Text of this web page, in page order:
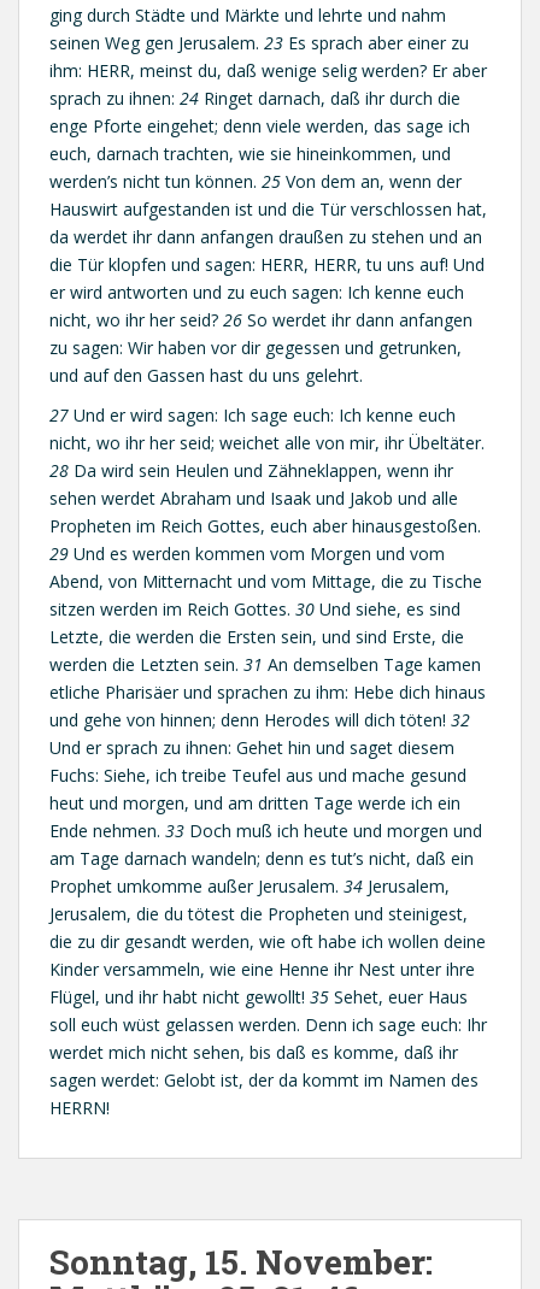
ging durch Städte und Märkte und lehrte und nahm
seinen Weg gen Jerusalem. 23 Es sprach aber einer zu
ihm: HERR, meinst du, daß wenige selig werden? Er aber
sprach zu ihnen: 24 Ringet darnach, daß ihr durch die
enge Pforte eingehet; denn viele werden, das sage ich
euch, darnach trachten, wie sie hineinkommen, und
werden’s nicht tun können. 25 Von dem an, wenn der
Hauswirt aufgestanden ist und die Tür verschlossen hat,
da werdet ihr dann anfangen draußen zu stehen und an
die Tür klopfen und sagen: HERR, HERR, tu uns auf! Und
er wird antworten und zu euch sagen: Ich kenne euch
nicht, wo ihr her seid? 26 So werdet ihr dann anfangen
zu sagen: Wir haben vor dir gegessen und getrunken,
und auf den Gassen hast du uns gelehrt.
27 Und er wird sagen: Ich sage euch: Ich kenne euch
nicht, wo ihr her seid; weichet alle von mir, ihr Übeltäter.
28 Da wird sein Heulen und Zähneklappen, wenn ihr
sehen werdet Abraham und Isaak und Jakob und alle
Propheten im Reich Gottes, euch aber hinausgestoßen.
29 Und es werden kommen vom Morgen und vom
Abend, von Mitternacht und vom Mittage, die zu Tische
sitzen werden im Reich Gottes. 30 Und siehe, es sind
Letzte, die werden die Ersten sein, und sind Erste, die
werden die Letzten sein. 31 An demselben Tage kamen
etliche Pharisäer und sprachen zu ihm: Hebe dich hinaus
und gehe von hinnen; denn Herodes will dich töten! 32
Und er sprach zu ihnen: Gehet hin und saget diesem
Fuchs: Siehe, ich treibe Teufel aus und mache gesund
heut und morgen, und am dritten Tage werde ich ein
Ende nehmen. 33 Doch muß ich heute und morgen und
am Tage darnach wandeln; denn es tut’s nicht, daß ein
Prophet umkomme außer Jerusalem. 34 Jerusalem,
Jerusalem, die du tötest die Propheten und steinigest,
die zu dir gesandt werden, wie oft habe ich wollen deine
Kinder versammeln, wie eine Henne ihr Nest unter ihre
Flügel, und ihr habt nicht gewollt! 35 Sehet, euer Haus
soll euch wüst gelassen werden. Denn ich sage euch: Ihr
werdet mich nicht sehen, bis daß es komme, daß ihr
sagen werdet: Gelobt ist, der da kommt im Namen des
HERRN!
Sonntag, 15. November: